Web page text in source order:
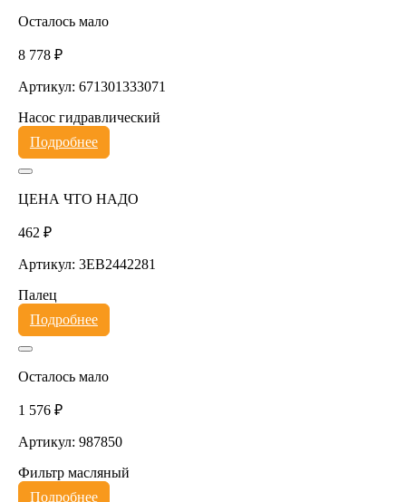
Осталось мало
8 778 ₽
Артикул: 671301333071
Насос гидравлический
Подробнее
ЦЕНА ЧТО НАДО
462 ₽
Артикул: 3EB2442281
Палец
Подробнее
Осталось мало
1 576 ₽
Артикул: 987850
Фильтр масляный
Подробнее